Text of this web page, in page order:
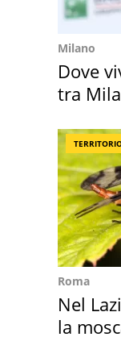
Milano
Dove
tra
Roma
Nel
la